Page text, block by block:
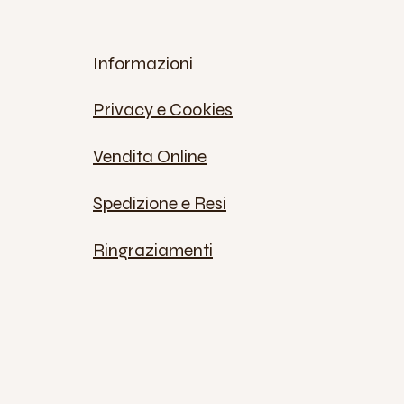
Informazioni
Privacy e Cookies
Vendita Online
Spedizione e Resi
Ringraziamenti